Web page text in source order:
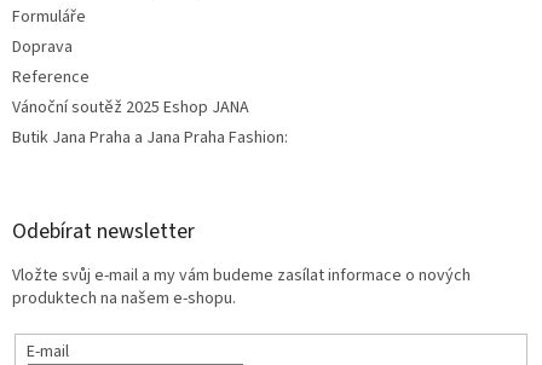
Formuláře
Doprava
Reference
Vánoční soutěž 2025 Eshop JANA
Butik Jana Praha a Jana Praha Fashion:
Odebírat newsletter
Vložte svůj e-mail a my vám budeme zasílat informace o nových
produktech na našem e-shopu.
E-mail